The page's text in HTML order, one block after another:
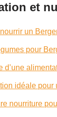
et
un
pour
d’une
idéale
nourriture